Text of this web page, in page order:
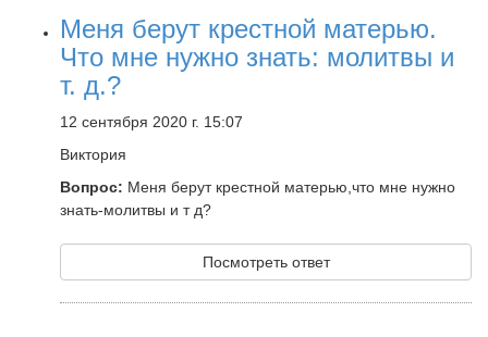
Меня берут крестной матерью.
Что мне нужно знать: молитвы и
т. д.?
12 сентября 2020 г. 15:07
Виктория
Вопрос: Меня берут крестной матерью,что мне нужно
знать-молитвы и т д?
Посмотреть ответ